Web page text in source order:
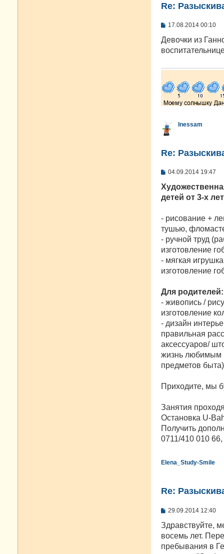
Re:
С
о
б
щ
н
е
17.08.2014 00:10
Девочки из
Inessam
Re:
С
о
б
щ
и
е
04.09.2014 19:47
детей от 3-х
- рисование +
тушью,
- ручной труд
изготовление
- мягкая
изготовление
Для родителей:
- живопись /
изготовление
- дизайн
правильная
аксессуаров/
жизнь любимым
предметов
Приходите, мы
Занятия
Остановка U-
Получить
0711/410 010
Elena_Study-Smile
Re:
С
о
б
щ
е
н
29.09.2014 12:40
Здравствуйте,
восемь лет.
пребывания в